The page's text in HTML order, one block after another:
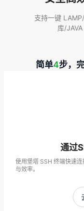
支持一键
库/
简单4步，
通过
使用堡塔 SSH 终端快速
与效率。